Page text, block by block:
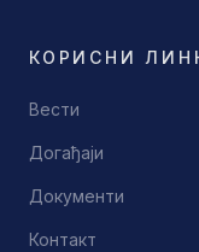
КОРИСНИ
Вести
Догађаји
Документи
Контакт